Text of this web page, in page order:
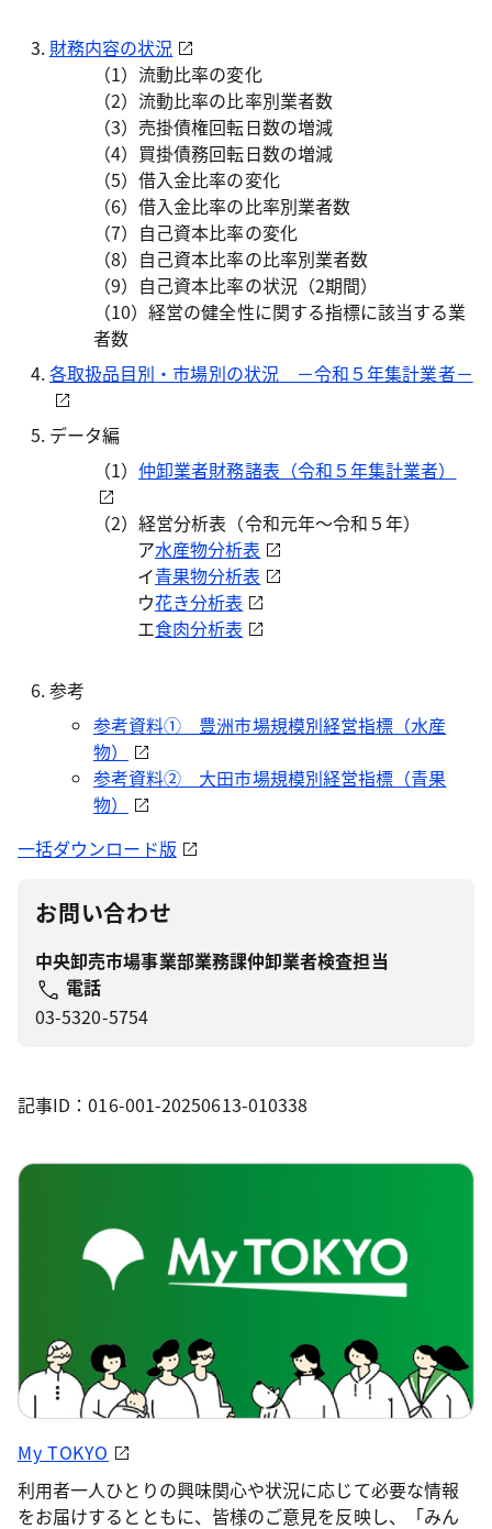
財務内容の状況
（1）流動比率の変化
（2）流動比率の比率別業者数
（3） 売掛債権回転日数の増減
（4） 買掛債務回転日数の増減
（5）借入金比率の変化
（6）借入金比率の比率別業者数
（7） 自己資本比率の変化
（8） 自己資本比率の比率別業者数
（9） 自己資本比率の状況（2期間）
（10）経営の健全性に関する指標に該当する業
者数
各取扱品目別・市場別の状況 －令和５年集計業者－
データ編
（1）仲卸業者財務諸表（令和５年集計業者）
（2）経営分析表（令和元年～令和５年）
ア水産物分析表
イ青果物分析表
ウ花き分析表
エ食肉分析表
参考
参考資料① 豊洲市場規模別経営指標（水産
物）
参考資料② 大田市場規模別経営指標（青果
物）
一括ダウンロード版
お問い合わせ
中央卸売市場事業部業務課仲卸業者検査担当
電話
03-5320-5754
記事ID：016-001-20250613-010338
My TOKYO
利用者一人ひとりの興味関心や状況に応じて必要な情報
をお届けするとともに、皆様のご意見を反映し、「みん